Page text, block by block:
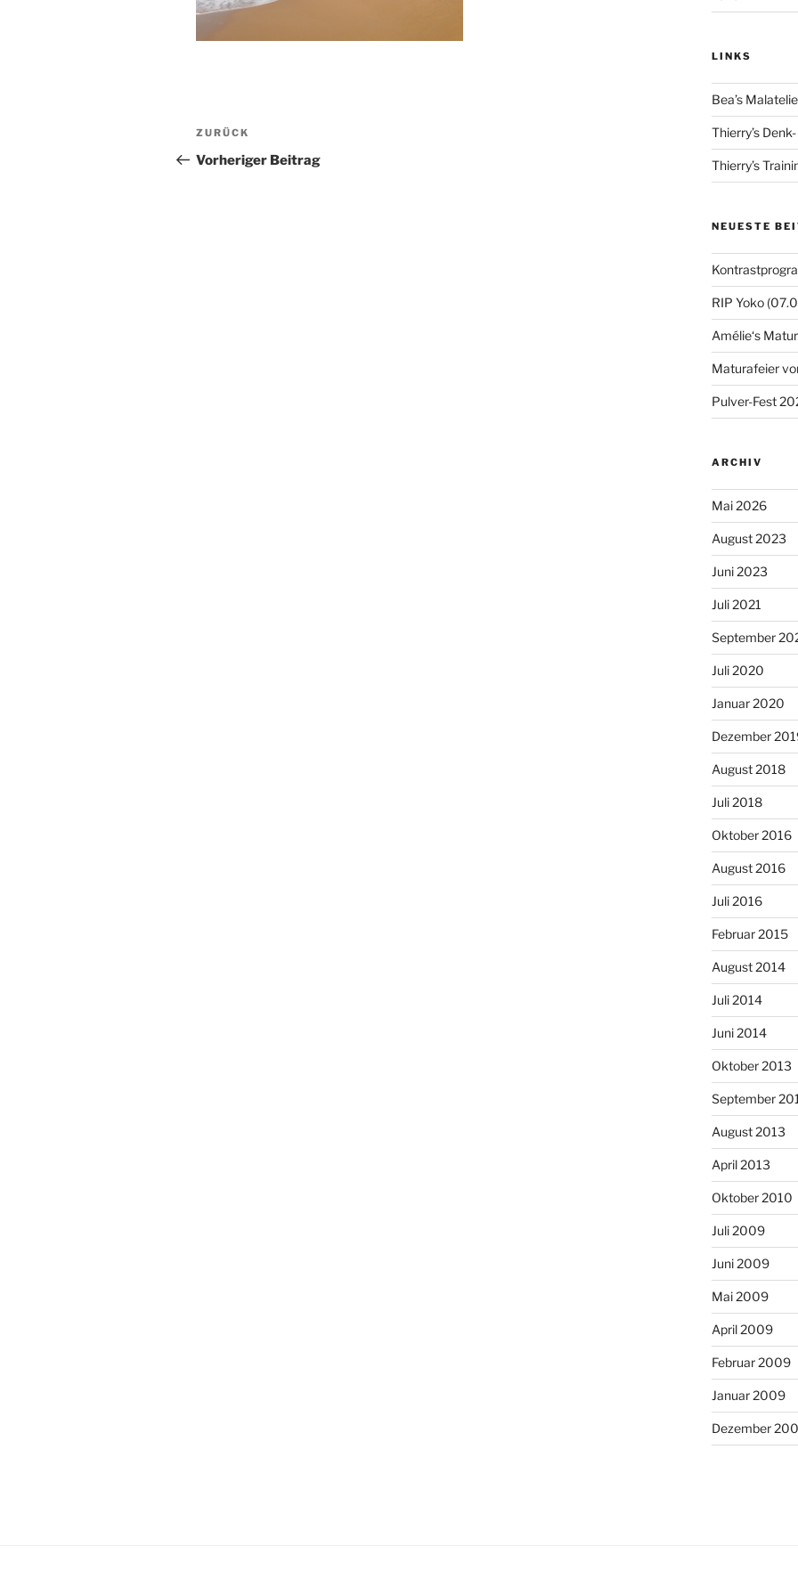
Beitragsnavigation
Vorheriger
Beitrag
ZURÜCK
Vorheriger Beitrag
LINKS
Bea’s
Thierry’s
Thierry’s
NEUESTE
RIP Yoko
Amélie‘s
Maturafeier
Pulver-Fest
ARCHIV
Mai 2026
August 2023
Juni 2023
Juli 2021
September
Juli 2020
Januar 2020
Dezember
August 2018
Juli 2018
Oktober 2016
August 2016
Juli 2016
Februar 2015
August 2014
Juli 2014
Juni 2014
Oktober 2013
September
August 2013
April 2013
Oktober 2010
Juli 2009
Juni 2009
Mai 2009
April 2009
Februar 2009
Januar 2009
Dezember